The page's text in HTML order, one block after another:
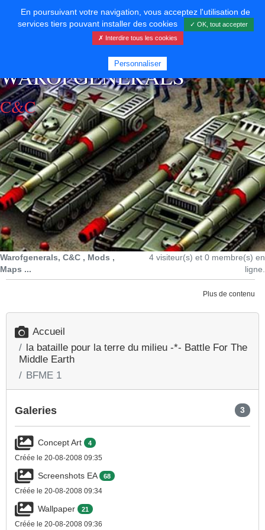
⚡ SOUTENIR LE DÉVELOPPEMENT
WAROFGENERALS
C&C
Warofgenerals, C&C , Mods ,
Maps ...
4 visiteur(s) et 0 membre(s) en
ligne.
Plus de contenu
Accueil
la bataille pour la terre du milieu -*- Battle For The
Middle Earth
BFME 1
Galeries 3
Concept Art 4
Créée le 20-08-2008 09:35
Screenshots EA 68
Créée le 20-08-2008 09:34
Wallpaper 21
Créée le 20-08-2008 09:36
En poursuivant votre navigation, vous acceptez l'utilisation de
services tiers pouvant installer des cookies
✓ OK, tout accepter
✗ Interdire tous les cookies
Personnaliser